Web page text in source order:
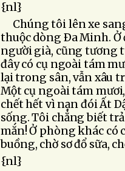
{nl}
Chúng tôi lên xe
thuộc dòng Ða Minh.
người già, cũng tương
đây có cụ ngoài tám
lại trong sân, vẫn xâu
Một cụ ngoài tám
chết hết vì nạn đói Ất
sống. Tôi chẳng biết
mắn! Ở phòng khác có
buồng, chờ sơ đổ sữa,
{nl}